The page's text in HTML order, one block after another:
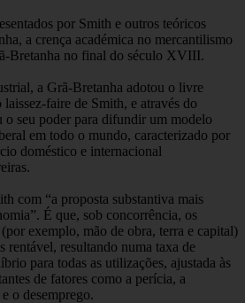
por Smith e outros teóricos
a crença académica no mercantilismo
Bretanha no final do século XVIII.
a Grã-Bretanha adotou o livre
faire de Smith, e através do
seu poder para difundir um modelo
em todo o mundo, caracterizado por
doméstico e internacional
com “a proposta substantiva mais
É que, sob concorrência, os
exemplo, mão de obra, terra e capital)
rentável, resultando numa taxa de
para todas as utilizações, ajustada às
de fatores como a perícia, a
o desemprego.